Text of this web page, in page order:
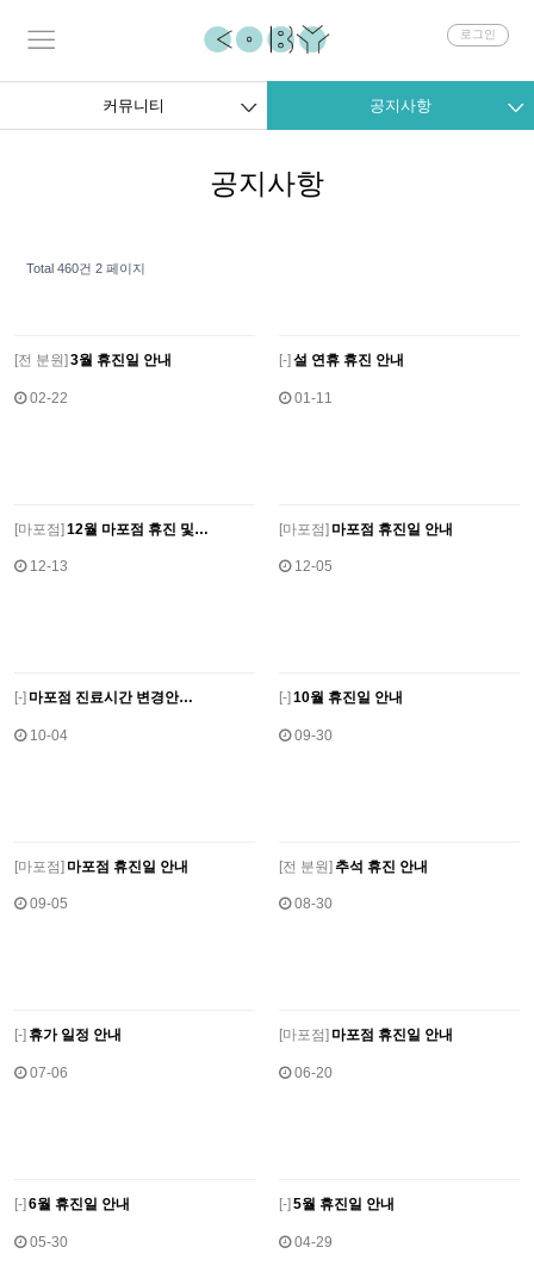
회로그인
커뮤니티 공지사항
공지사항
Total 460건 2 페이지
[전 분원] 3월 휴진일 안내
02-22
[-] 설 연휴 휴진 안내
01-11
[마포점]12월 마포점 휴진 및…
12-13
[마포점] 마포점 휴진일 안내
12-05
[-] 마포점 진료시간 변경안…
10-04
[-] 10월 휴진일 안내
09-30
[마포점] 마포점 휴진일 안내
09-05
[전 분원]추석 휴진 안내
08-30
[-] 휴가 일정 안내
07-06
[마포점] 마포점 휴진일 안내
06-20
[-] 6월 휴진일 안내
05-30
[-] 5월 휴진일 안내
04-29